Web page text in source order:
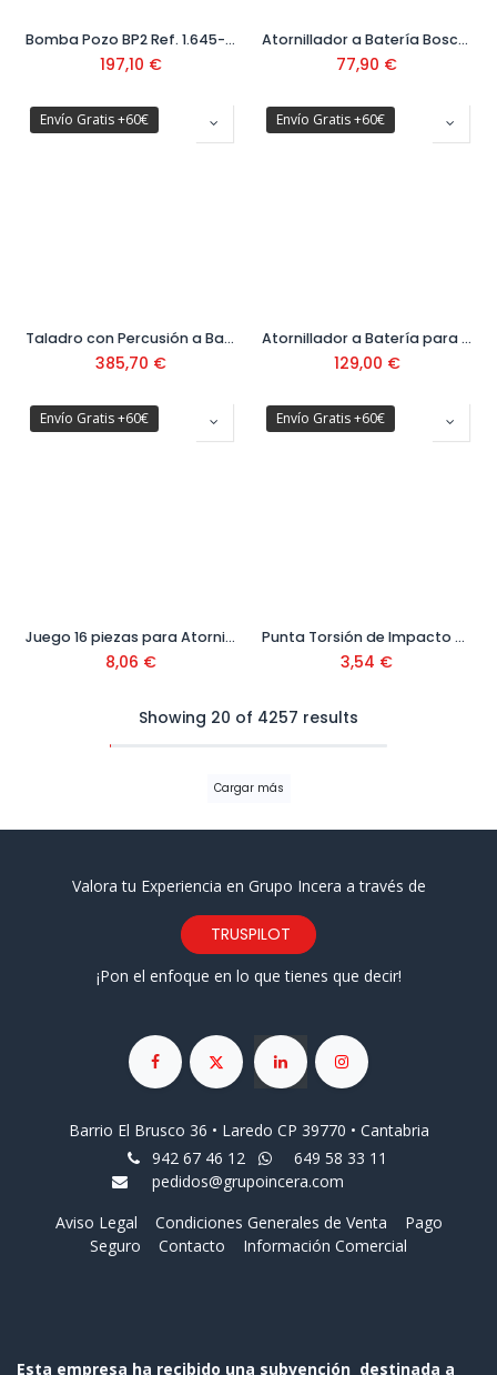
Bomba Pozo BP2 Ref. 1.645-420.0
197,10 €
Atornillador a Batería Bosch GO Ref. 06019H2201
77,90 €
Envío Gratis +60€
Taladro con Percusión a Batería GSB 18V-65 Ref. 06019N3308
385,70 €
Envío Gratis +60€
Atornillador a Batería para construcción en seco GTB 12V-11 con Maletín
129,00 €
Envío Gratis +60€
Juego 16 piezas para Atornillar Ref. DT70522T-QZ
8,06 €
Envío Gratis +60€
Punta Torsión de Impacto PH 3 (+) 25 mm Ref. DT7995T-QZ
3,54 €
Showing 20 of 4257 results
Cargar más
Valora tu Experiencia en Grupo Incera a través de
TRUSPILOT
¡Pon el enfoque en lo que tienes que decir!
Barrio El Brusco 36 • Laredo CP 39770 • Cantabria
942 67 46 12
649 58 33 11
pedidos@grupoincera.com
Aviso Legal
Condiciones Generales de Venta
Pago
Seguro
Contacto Información Comercial
Esta empresa ha recibido una subvención destinada a